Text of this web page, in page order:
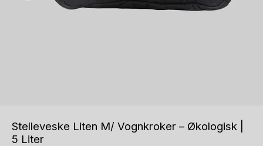
Stelleveske Liten M/ Vognkroker – Økologisk |
5 Liter